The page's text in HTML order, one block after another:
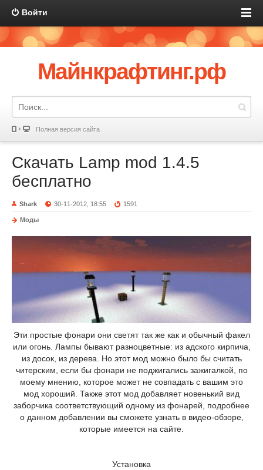
Войти
Майнкрафтинг.рф
Полная версия сайта
Скачать Lamp mod 1.4.5
бесплатно
Shark 30-11-2012, 18:55 1591
Моды
Эти простые фонари они светят так же как и обычный факел
или огонь. Лампы бывают разноцветные: из адского кирпича,
из досок, из дерева. Но этот мод можно было бы считать
читерским, если бы фонари не поджигались зажигалкой, по
моему мнению, которое может не совпадать с вашим это
мод хороший. Также этот мод добавляет новенький вид
заборчика соответствующий одному из фонарей, подробнее
о данном добавлении вы сможете узнать в видео-обзоре,
которые имеется на сайте.
Установка